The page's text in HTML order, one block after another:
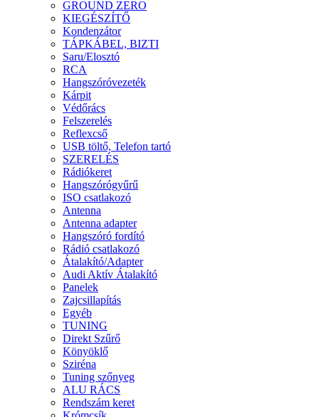
GROUND ZERO
KIEGÉSZÍTŐ
Kondenzátor
TÁPKÁBEL, BIZTI
Saru/Elosztó
RCA
Hangszóróvezeték
Kárpit
Védőrács
Felszerelés
Reflexcső
USB töltő, Telefon tartó
SZERELÉS
Rádiókeret
Hangszórógyűrű
ISO csatlakozó
Antenna
Antenna adapter
Hangszóró fordító
Rádió csatlakozó
Átalakító/Adapter
Audi Aktív Átalakító
Panelek
Zajcsillapítás
Egyéb
TUNING
Direkt Szűrő
Könyöklő
Sziréna
Tuning szőnyeg
ALU RÁCS
Rendszám keret